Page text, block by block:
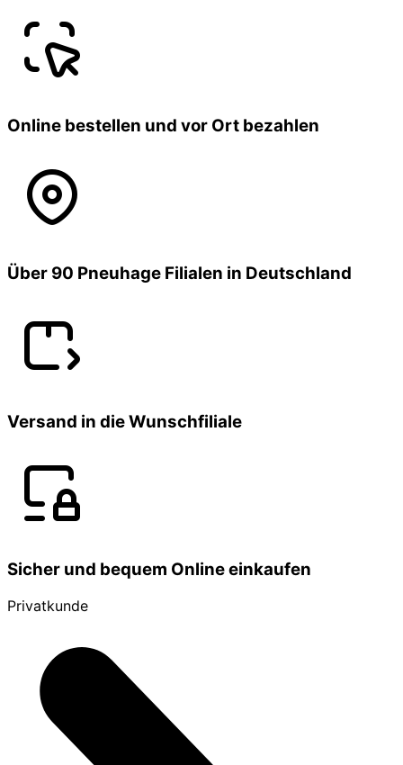
Online bestellen und vor Ort bezahlen
Über 90 Pneuhage Filialen in Deutschland
Versand in die Wunschfiliale
Sicher und bequem Online einkaufen
Privatkunde